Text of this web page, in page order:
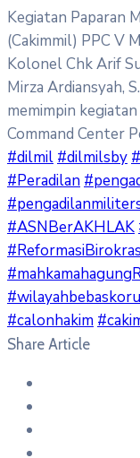
Kegiatan Paparan
(Cakimmil) PPC V
Kolonel Chk Arif
Mirza Ardiansyah,
memimpin
Command Center
#dilmil #dilmilsby
#Peradilan
#ASNBerAKHLAK
#calonhakim
Share Article